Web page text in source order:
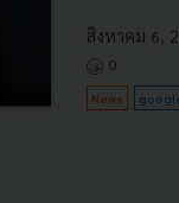
สิงหาคม 6,
0
News